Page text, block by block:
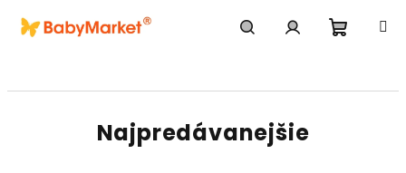
Najpredávanejšie